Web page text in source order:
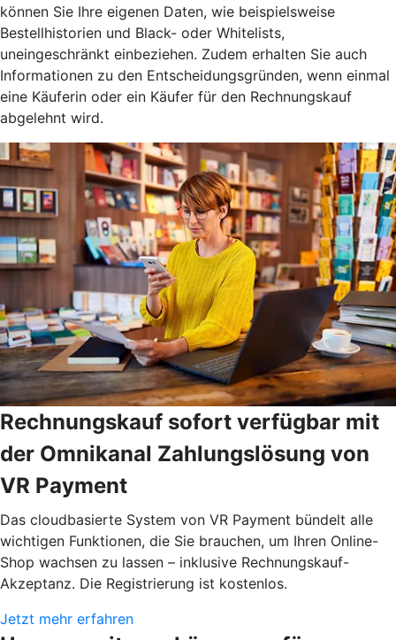
können Sie Ihre eigenen Daten, wie beispielsweise
Bestellhistorien und Black- oder Whitelists,
uneingeschränkt einbeziehen. Zudem erhalten Sie auch
Informationen zu den Entscheidungsgründen, wenn einmal
eine Käuferin oder ein Käufer für den Rechnungskauf
abgelehnt wird.
Rechnungskauf sofort verfügbar mit
der Omnikanal Zahlungslösung von
VR Payment
Das cloudbasierte System von VR Payment bündelt alle
wichtigen Funktionen, die Sie brauchen, um Ihren Online-
Shop wachsen zu lassen – inklusive Rechnungskauf-
Akzeptanz. Die Registrierung ist kostenlos.
Jetzt mehr erfahren